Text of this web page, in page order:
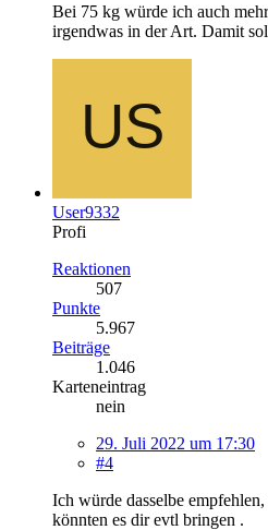
Bei 75 kg würde ich auch
irgendwas in der Art. Damit
User9332
Profi
Reaktionen
507
Punkte
5.967
Beiträge
1.046
Karteneintrag
nein
29. Juli 2022 um 17:30
#4
Ich würde dasselbe
könnten es dir evtl bringen .